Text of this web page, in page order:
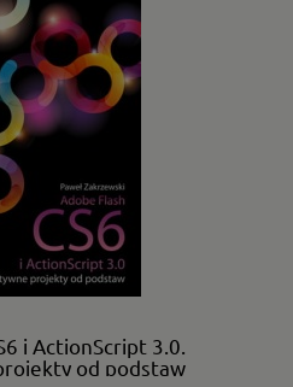
i ActionScript 3.0.
od podstaw